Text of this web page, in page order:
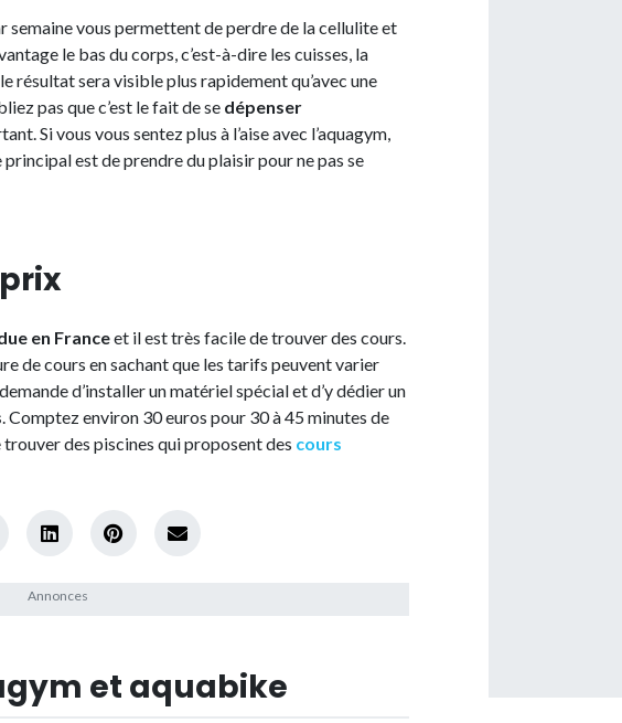
semaine vous permettent de perdre de la cellulite et
le bas du corps, c’est-à-dire les cuisses, la
résultat sera visible plus rapidement qu’avec une
pas que c’est le fait de se dépenser
Si vous vous sentez plus à l’aise avec l’aquagym,
est de prendre du plaisir pour ne pas se
en Franceet il est très facile de trouver des cours.
de cours en sachant que les tarifs peuvent varier
d’installer un matériel spécial et d’y dédier un
. Comptez environ 30 euros pour 30 à 45 minutes de
des piscines qui proposent des cours
et aquabike